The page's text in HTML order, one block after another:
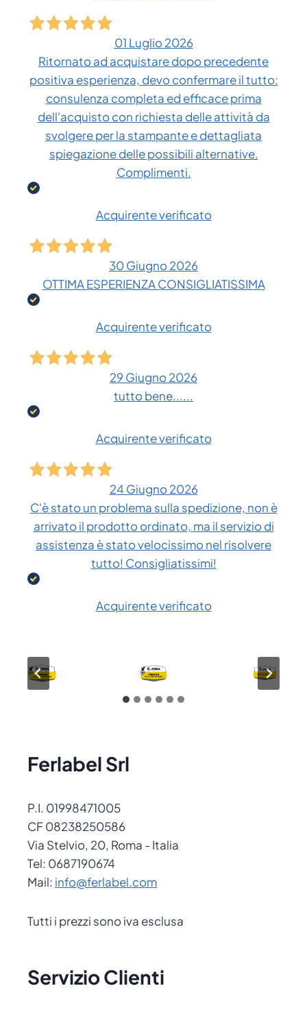
01 Luglio 2026
Ritornato ad acquistare dopo precedente
positiva esperienza, devo confermare il tutto:
consulenza completa ed efficace prima
dell'acquisto con richiesta delle attività da
svolgere per la stampante e dettagliata
spiegazione delle possibili alternative.
Complimenti.
Acquirente verificato
30 Giugno 2026
OTTIMA ESPERIENZA CONSIGLIATISSIMA
Acquirente verificato
29 Giugno 2026
tutto bene......
Acquirente verificato
24 Giugno 2026
C'è stato un problema sulla spedizione, non è
arrivato il prodotto ordinato, ma il servizio di
assistenza è stato velocissimo nel risolvere
tutto! Consigliatissimi!
Acquirente verificato
Ferlabel Srl
P.I. 01998471005
CF 08238250586
Via Stelvio, 20, Roma - Italia
Tel: 0687190674
Mail: info@ferlabel.com
Tutti i prezzi sono iva esclusa
Servizio Clienti